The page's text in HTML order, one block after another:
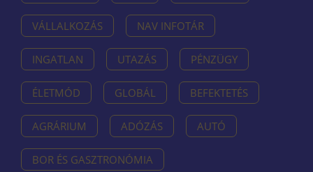
VÁLLALKOZÁS NAV INFOTÁR
INGATLAN UTAZÁS PÉNZÜGY
ÉLETMÓD GLOBÁL BEFEKTETÉS
AGRÁRIUM ADÓZÁS AUTÓ
BOR ÉS GASZTRONÓMIA